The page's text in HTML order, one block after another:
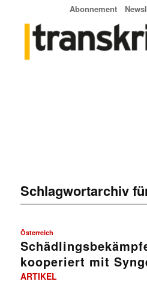
Abonnement
Schlagwortarchiv
Österreich
kooperiert mit
ARTIKEL